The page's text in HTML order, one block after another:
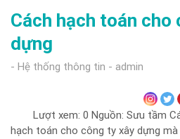
Cách hạch toán cho
dựng
Hệ thống thông tin admin
Lượt xem: 0 Nguồn: Sưu tầm
hạch toán cho công ty xây dựng